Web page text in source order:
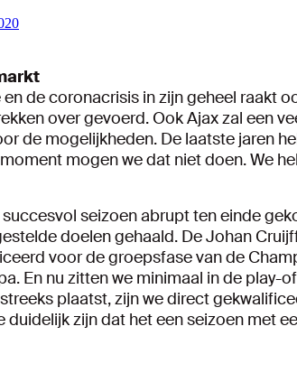
de coronacrisis in zijn geheel raakt
over gevoerd. Ook Ajax zal een
de mogelijkheden. De laatste jaren
mogen we dat niet doen. We
seizoen abrupt ten einde
doelen gehaald. De Johan
voor de groepsfase van de
En nu zitten we minimaal in de play-
plaatst, zijn we direct
zijn dat het een seizoen met